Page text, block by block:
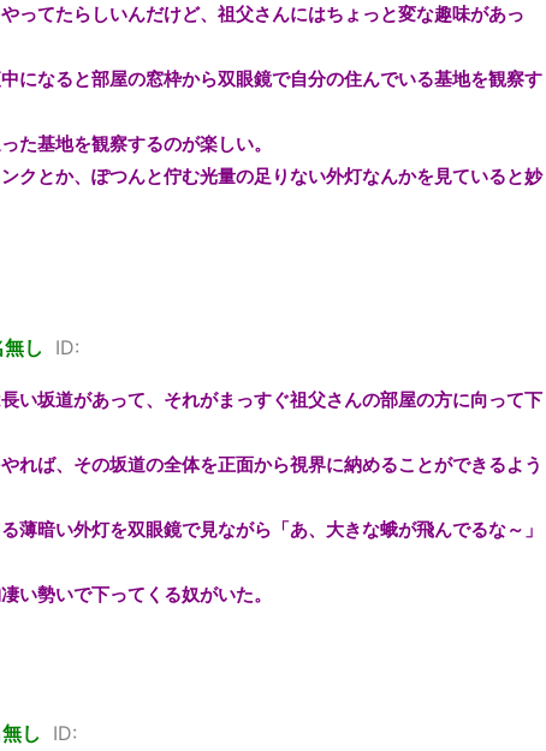
ってたらしいんだけど、祖父さんにはちょっと変な趣味があっ
になると部屋の窓枠から双眼鏡で自分の住んでいる基地を観察す
た基地を観察するのが楽しい。
クとか、ぽつんと佇む光量の足りない外灯なんかを見ていると妙
し ID:
い坂道があって、それがまっすぐ祖父さんの部屋の方に向って下
れば、その坂道の全体を正面から視界に納めることができるよう
薄暗い外灯を双眼鏡で見ながら「あ、大きな蛾が飛んでるな～」
い勢いで下ってくる奴がいた。
し ID: